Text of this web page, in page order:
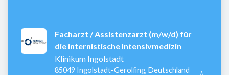
Facharzt / Assistenzarzt (m/w/d) für
die internistische Intensivmedizin
Klinikum Ingolstadt
85049 Ingolstadt-Gerolfing, Deutschland